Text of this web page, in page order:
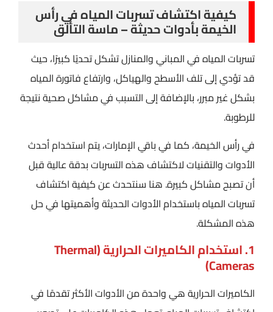
كيفية اكتشاف تسربات المياه في رأس
الخيمة بأدوات حديثة – ماسة التألق
تسربات المياه في المباني والمنازل تشكل تحديًا كبيرًا، حيث
قد تؤدي إلى تلف الأسطح والهياكل، وارتفاع فاتورة المياه
بشكل غير مبرر، بالإضافة إلى التسبب في مشاكل صحية نتيجة
للرطوبة.
في رأس الخيمة، كما في باقي الإمارات، يتم استخدام أحدث
الأدوات والتقنيات لاكتشاف هذه التسربات بدقة عالية قبل
أن تصبح مشاكل كبيرة. هنا سنتحدث عن كيفية اكتشاف
تسربات المياه باستخدام الأدوات الحديثة وأهميتها في حل
هذه المشكلة.
1. استخدام الكاميرات الحرارية (Thermal
Cameras)
الكاميرات الحرارية هي واحدة من الأدوات الأكثر تقدمًا في